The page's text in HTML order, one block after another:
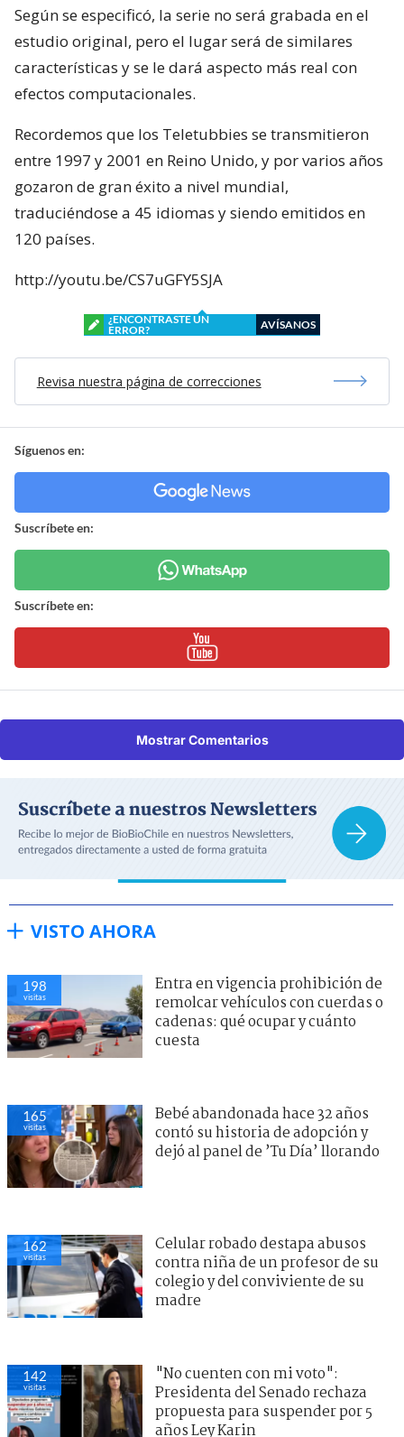
Según se especificó, la serie no será grabada en el
estudio original, pero el lugar será de similares
características y se le dará aspecto más real con
efectos computacionales.
Recordemos que los Teletubbies se transmitieron
entre 1997 y 2001 en Reino Unido, y por varios años
gozaron de gran éxito a nivel mundial,
traduciéndose a 45 idiomas y siendo emitidos en
120 países.
http://youtu.be/CS7uGFY5SJA
¿ENCONTRASTE UN
ERROR?
AVÍSANOS
Revisa nuestra página de correcciones
Síguenos en:
Suscríbete en:
Suscríbete en:
Mostrar Comentarios
VISTO AHORA
198
visitas
Entra en vigencia prohibición de
remolcar vehículos con cuerdas o
cadenas: qué ocupar y cuánto
cuesta
165
visitas
Bebé abandonada hace 32 años
contó su historia de adopción y
dejó al panel de ’Tu Día’ llorando
162
visitas
Celular robado destapa abusos
contra niña de un profesor de su
colegio y del conviviente de su
madre
142
visitas
"No cuenten con mi voto":
Presidenta del Senado rechaza
propuesta para suspender por 5
años Ley Karin